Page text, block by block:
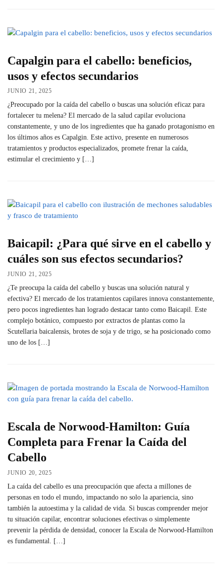
Capalgin para el cabello: beneficios,
usos y efectos secundarios
JUNIO 21, 2025
¿Preocupado por la caída del cabello o buscas una solución eficaz para
fortalecer tu melena? El mercado de la salud capilar evoluciona
constantemente, y uno de los ingredientes que ha ganado protagonismo en
los últimos años es Capalgin. Este activo, presente en numerosos
tratamientos y productos especializados, promete frenar la caída,
estimular el crecimiento y […]
Baicapil: ¿Para qué sirve en el cabello y
cuáles son sus efectos secundarios?
JUNIO 21, 2025
¿Te preocupa la caída del cabello y buscas una solución natural y
efectiva? El mercado de los tratamientos capilares innova constantemente,
pero pocos ingredientes han logrado destacar tanto como Baicapil. Este
complejo botánico, compuesto por extractos de plantas como la
Scutellaria baicalensis, brotes de soja y de trigo, se ha posicionado como
uno de los […]
Escala de Norwood-Hamilton: Guía
Completa para Frenar la Caída del
Cabello
JUNIO 20, 2025
La caída del cabello es una preocupación que afecta a millones de
personas en todo el mundo, impactando no solo la apariencia, sino
también la autoestima y la calidad de vida. Si buscas comprender mejor
tu situación capilar, encontrar soluciones efectivas o simplemente
prevenir la pérdida de densidad, conocer la Escala de Norwood-Hamilton
es fundamental. […]